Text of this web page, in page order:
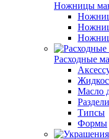
Ножницы
Расходные
Масло
Типсы
Формы